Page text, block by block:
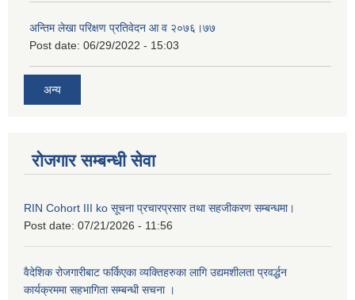
अन्तिम लेखा परिक्षण प्रतिवेदन आ व २०७६।७७
Post date: 06/29/2022 - 15:03
अन्य
रोजगार सम्बन्धी सेवा
RIN Cohort III ko सूचना प्रचारप्रसार तथा सहजीकरण सम्बन्धमा।
Post date: 07/21/2026 - 11:56
वैदेशिक रोजगारीबाट फर्किएका व्यक्तिहरुका लागि उद्यमशीलता प्रवर्द्धन
कार्यक्रममा सहभागिता सम्बन्धी सचना ।